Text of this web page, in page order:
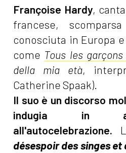
Françoise Hardy,
francese,
conosciuta in Europa
come Tous les
della mia età,
Catherine Spaak).
Il suo è un discorso
indugia in
all'autocelebrazione.
désespoir des singes